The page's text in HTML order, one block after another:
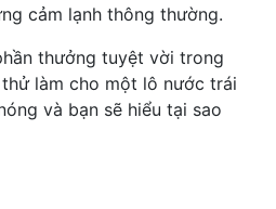
cảm lạnh thông thường.
thưởng tuyệt vời trong
làm cho một lô nước trái
và bạn sẽ hiểu tại sao